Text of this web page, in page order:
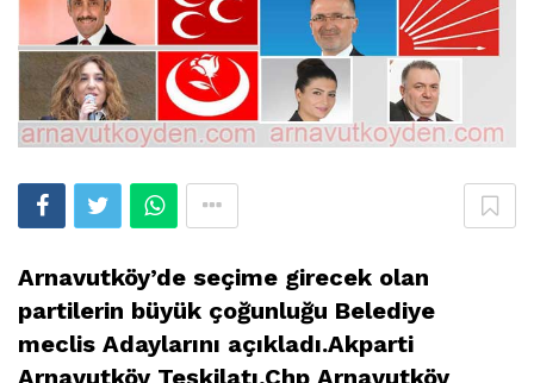
Arnavutköy’de seçime girecek olan
partilerin büyük çoğunluğu Belediye
meclis Adaylarını açıkladı.Akparti
Arnavutköy Teşkilatı,Chp Arnavutköy